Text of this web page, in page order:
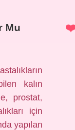
Mu
kalın
prostat,
için
yapılan